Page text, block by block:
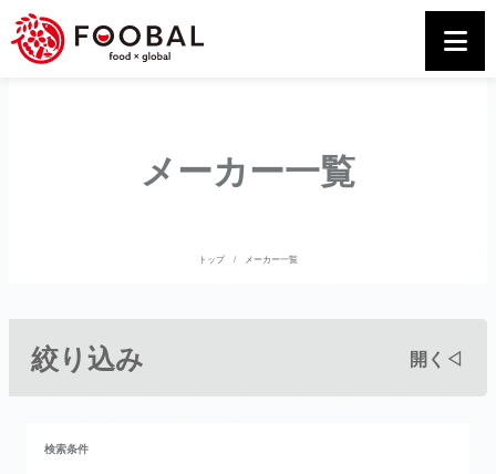
メーカー一覧
トップ メーカー一覧
絞り込み 開く◁
検索条件